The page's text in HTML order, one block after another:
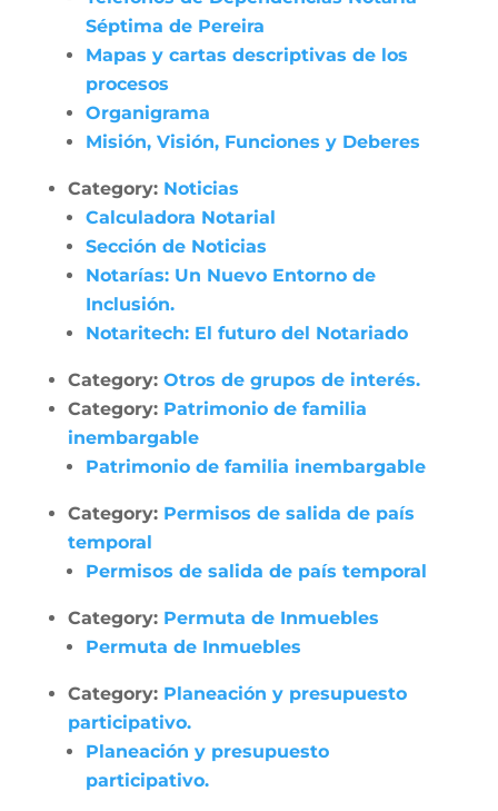
Séptima de Pereira
Mapas y cartas descriptivas de los
procesos
Organigrama
Misión, Visión, Funciones y Deberes
Category: Noticias
Calculadora Notarial
Sección de Noticias
Notarías: Un Nuevo Entorno de
Inclusión.
Notaritech: El futuro del Notariado
Category: Otros de grupos de interés.
Category: Patrimonio de familia
inembargable
Patrimonio de familia inembargable
Category: Permisos de salida de país
temporal
Permisos de salida de país temporal
Category: Permuta de Inmuebles
Permuta de Inmuebles
Category: Planeación y presupuesto
participativo.
Planeación y presupuesto
participativo.